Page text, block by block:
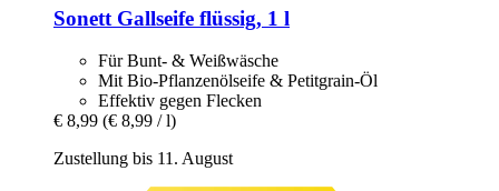
Sonett Gallseife flüssig, 1 l
Für Bunt- & Weißwäsche
Mit Bio-Pflanzenölseife & Petitgrain-Öl
Effektiv gegen Flecken
€ 8,99 (€ 8,99 / l)
Zustellung bis 11. August